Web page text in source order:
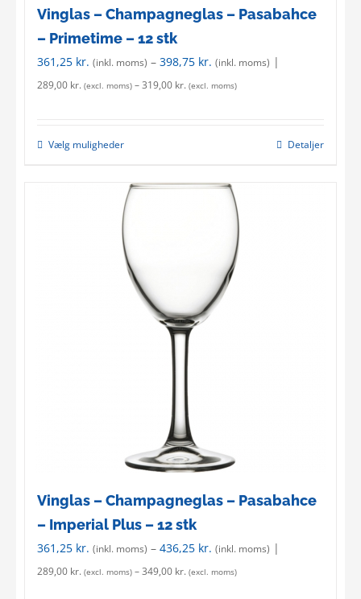
Vinglas – Champagneglas – Pasabahce
– Primetime – 12 stk
361,25 kr. (inkl. moms) – 398,75 kr. (inkl. moms) |
289,00 kr. (excl. moms) – 319,00 kr. (excl. moms)
Vælg mulighederThis
has
multiple
variants.
The
options
may
Detaljer
Vinglas – Champagneglas – Pasabahce
– Imperial Plus – 12 stk
361,25 kr. (inkl. moms) – 436,25 kr. (inkl. moms) |
289,00 kr. (excl. moms) – 349,00 kr. (excl. moms)